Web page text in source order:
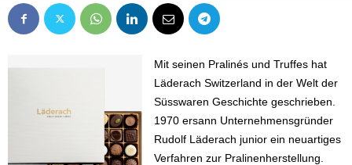
Mit seinen Pralinés und Truffes hat
Läderach Switzerland in der Welt der
Süsswaren Geschichte geschrieben.
1970 ersann Unternehmensgründer
Rudolf Läderach junior ein neuartiges
Verfahren zur Pralinenherstellung.